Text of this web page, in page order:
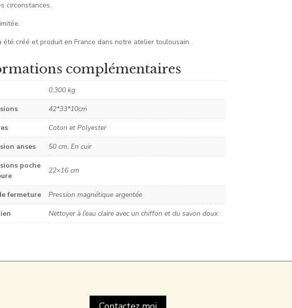
circonstances.
été créé et produit en France dans notre atelier toulousain.
complémentaires
0,300 kg
42*33*10cm
Coton et Polyester
anses
50 cm, En cuir
poche
22×16 cm
fermeture
Pression magnétique argentée
Nettoyer à l’eau claire avec un chiffon et du savon doux